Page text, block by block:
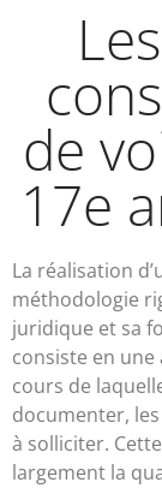
de
17e
La réalisation
méthodologie
juridique et sa
consiste en
cours de
documenter,
à solliciter.
largement la